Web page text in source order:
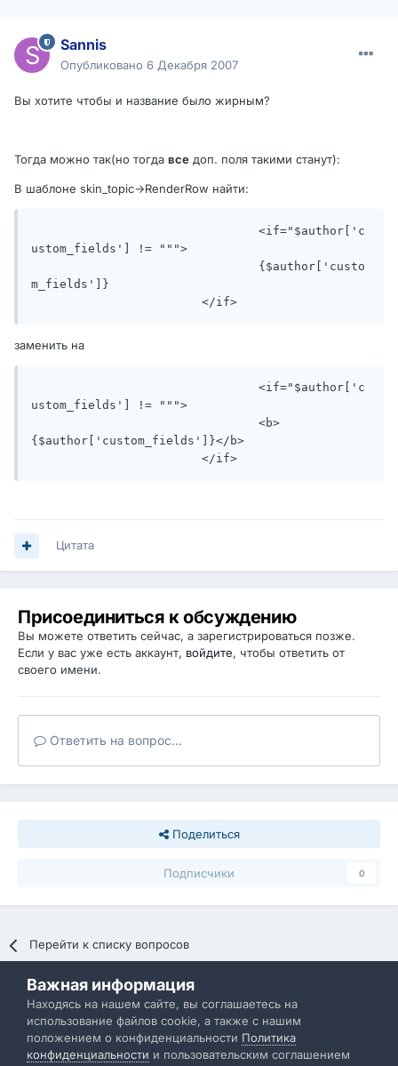
Sannis
Опубликовано 6 Декабря 2007
Вы хотите чтобы и название было жирным?
Тогда можно так(но тогда все доп. поля такими станут):
В шаблоне skin_topic->RenderRow найти:
ustom_fields'] != """>
m_fields']}
			</if>
заменить на
ustom_fields'] != """>
{$author['custom_fields']}</b>
			</if>
Цитата
Присоединиться к обсуждению
Вы можете ответить сейчас, а зарегистрироваться позже.
Если у вас уже есть аккаунт, войдите, чтобы ответить от
своего имени.
Ответить на вопрос...
Поделиться
Подписчики 0
Перейти к списку вопросов
Политика конфиденциальности Обратная связь
IBResource
Powered by Invision Community
Важная информация
Находясь на нашем сайте, вы соглашаетесь на
использование файлов cookie, а также с нашим
положением о конфиденциальности Политика
конфиденциальности и пользовательским соглашением